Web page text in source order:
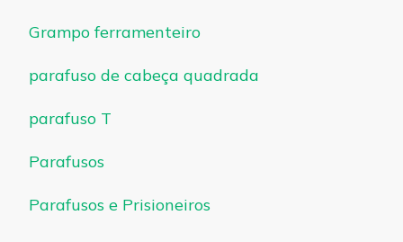
Grampo ferramenteiro
parafuso de cabeça quadrada
parafuso T
Parafusos
Parafusos e Prisioneiros